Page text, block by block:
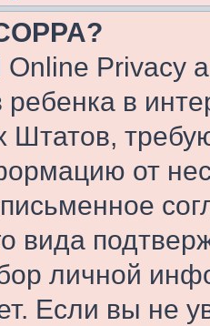
Online Privacy
в
от
вида
личной
Если вы не